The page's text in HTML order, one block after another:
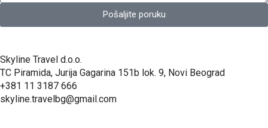
Pošaljite poruku
Skyline Travel d.o.o.
TC Piramida, Jurija Gagarina 151b lok. 9, Novi Beograd
+381 11 3187 666
skyline.travelbg@gmail.com